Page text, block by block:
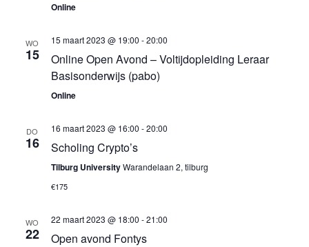
Online
WO
15
15 maart 2023 @ 19:00 -20:00
Online Open Avond – Voltijdopleiding Leraar
Basisonderwijs (pabo)
Online
DO
16
16 maart 2023 @ 16:00 -20:00
Scholing Crypto’s
Tilburg UniversityWarandelaan 2, tilburg
€175
WO
22
22 maart 2023 @ 18:00 -21:00
Open avond Fontys